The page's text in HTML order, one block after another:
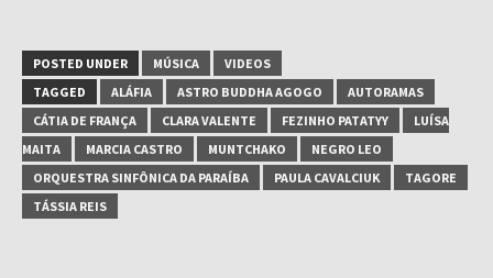
POSTED UNDER MÚSICA
VIDEOS
TAGGED
ALÁFIA ASTRO BUDDHA AGOGO
AUTORAMAS
CÁTIA DE FRANÇA
CLARA VALENTE FEZINHO PATATYY
LUÍSA
MAITA
MARCIA CASTRO MUNTCHAKO
NEGRO LEO
ORQUESTRA SINFÔNICA DA PARAÍBA
PAULA CAVALCIUK
TAGORE
TÁSSIA REIS